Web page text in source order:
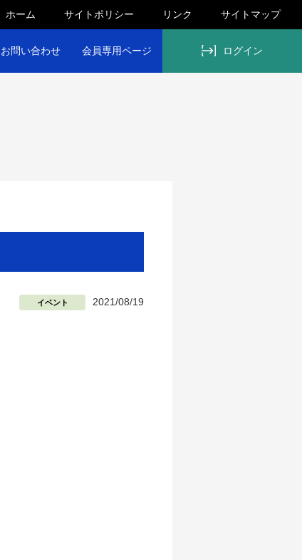
ホーム サイトポリシー リンク サイトマップ
お問い合わせ 会員専用ページ ログイン
イベント 2021/08/19